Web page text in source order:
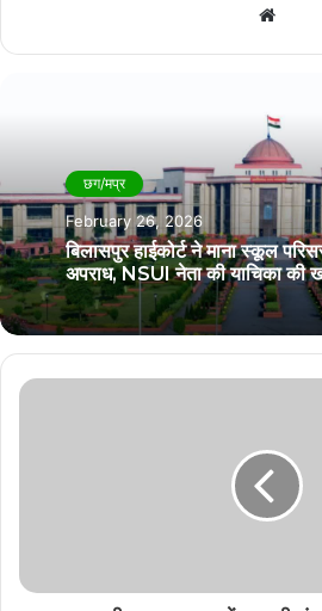
छग/मप्र
February 26, 2026
बिलासपुर हाईकोर्ट ने माना स्कूल
अपराध, NSUI नेता की याचिका की